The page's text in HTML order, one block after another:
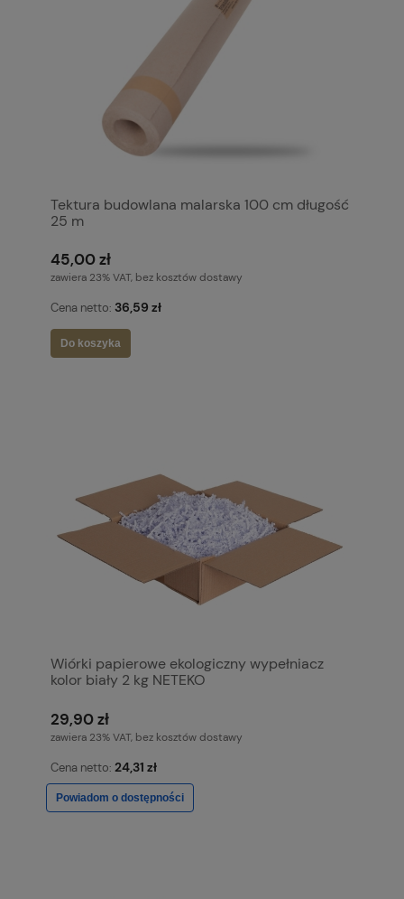
Tektura budowlana malarska 100 cm długość
25 m
45,00 zł
zawiera 23% VAT, bez kosztów dostawy
Cena netto: 36,59 zł
Do koszyka
Wiórki papierowe ekologiczny wypełniacz
kolor biały 2 kg NETEKO
29,90 zł
zawiera 23% VAT, bez kosztów dostawy
Cena netto: 24,31 zł
Powiadom o dostępności